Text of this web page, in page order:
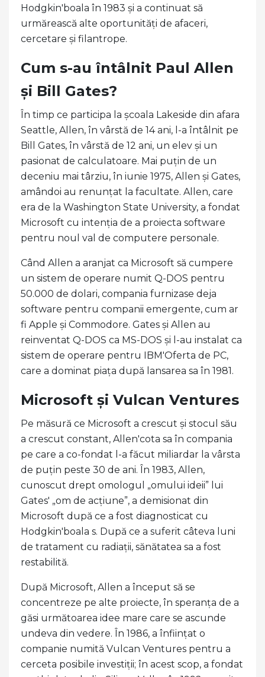
Hodgkin'boala în 1983 și a continuat să
urmărească alte oportunități de afaceri,
cercetare și filantrope.
Cum s-au întâlnit Paul Allen
și Bill Gates?
În timp ce participa la școala Lakeside din afara
Seattle, Allen, în vârstă de 14 ani, l-a întâlnit pe
Bill Gates, în vârstă de 12 ani, un elev și un
pasionat de calculatoare. Mai puțin de un
deceniu mai târziu, în iunie 1975, Allen și Gates,
amândoi au renunțat la facultate. Allen, care
era de la Washington State University, a fondat
Microsoft cu intenția de a proiecta software
pentru noul val de computere personale.
Când Allen a aranjat ca Microsoft să cumpere
un sistem de operare numit Q-DOS pentru
50.000 de dolari, compania furnizase deja
software pentru companii emergente, cum ar
fi Apple și Commodore. Gates și Allen au
reinventat Q-DOS ca MS-DOS și l-au instalat ca
sistem de operare pentru IBM'Oferta de PC,
care a dominat piața după lansarea sa în 1981.
Microsoft și Vulcan Ventures
Pe măsură ce Microsoft a crescut și stocul său
a crescut constant, Allen'cota sa în compania
pe care a co-fondat l-a făcut miliardar la vârsta
de puțin peste 30 de ani. În 1983, Allen,
cunoscut drept omologul „omului ideii” lui
Gates' „om de acțiune”, a demisionat din
Microsoft după ce a fost diagnosticat cu
Hodgkin'boala s. După ce a suferit câteva luni
de tratament cu radiații, sănătatea sa a fost
restabilită.
După Microsoft, Allen a început să se
concentreze pe alte proiecte, în speranța de a
găsi următoarea idee mare care se ascunde
undeva din vedere. În 1986, a înființat o
companie numită Vulcan Ventures pentru a
cerceta posibile investiții; în acest scop, a fondat